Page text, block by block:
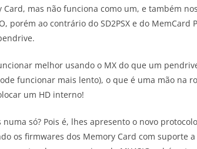
mas não funciona como um, e também
porém ao contrário do SD2PSX e do MemCard
melhor usando o MX do que um
funcionar mais lento), o que é uma mão na
um HD interno!
só? Pois é, lhes apresento o novo
os firmwares dos Memory Card com suporte a